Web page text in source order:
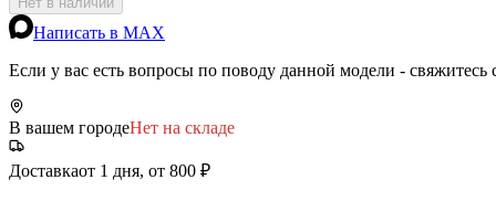
Написать в MAX
Если у вас есть вопросы по поводу данной модели - свяжитесь
В вашем городеНет на складе
Доставкаот 1 дня, от 800 ₽